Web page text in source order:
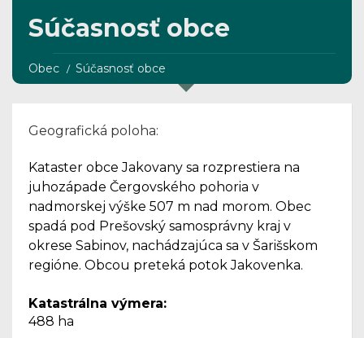
Súčasnosť obce
Obec Súčasnosť obce
Geografická poloha:
Kataster obce Jakovany sa rozprestiera na
juhozápade Čergovského pohoria v
nadmorskej výške 507 m nad morom. Obec
spadá pod Prešovský samosprávny kraj v
okrese Sabinov, nachádzajúca sa v Šarišskom
regióne. Obcou preteká potok Jakovenka.
Katastrálna výmera:
488 ha